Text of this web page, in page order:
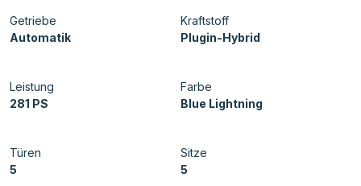
Getriebe
Automatik
Kraftstoff
Plugin-Hybrid
Leistung
281 PS
Farbe
Blue Lightning
Türen
5
Sitze
5